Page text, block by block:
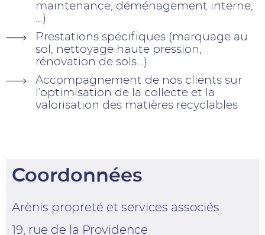
maintenance, déménagement interne,
…)
Prestations spécifiques (marquage au
sol, nettoyage haute pression,
rénovation de sols…)
Accompagnement de nos clients sur
l’optimisation de la collecte et la
valorisation des matières recyclables
Coordonnées
Arènis propreté et services associés
19, rue de la Providence